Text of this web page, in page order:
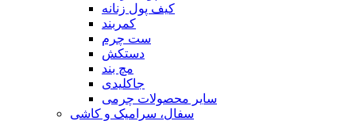
کیف پول زنانه
کمربند
ست چرم
دستکش
مچ بند
جاکلیدی
سایر محصولات چرمی
سفال، سرامیک و کاشی